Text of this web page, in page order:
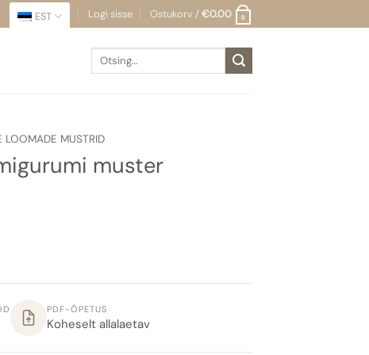
EST Logi sisse Ostukorv /€0.00 0
LOOMADE MUSTRID
muster
PDF-ÕPETUS
Koheselt allalaetav